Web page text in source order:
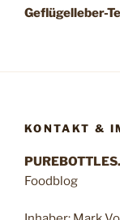
Beitrag
Geflügelleber-
KONTAKT &
Foodblog